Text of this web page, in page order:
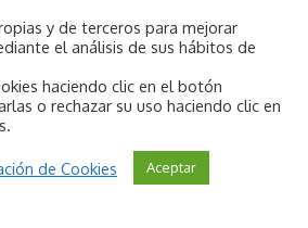
Copyright © 2026Aiim.
y de terceros para mejorar
el análisis de sus hábitos de
haciendo clic en el botón
o rechazar su uso haciendo clic en
de Cookies Aceptar